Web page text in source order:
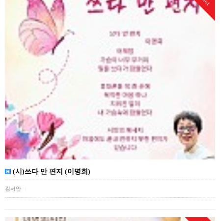
(시)쓰다 만 편지 (이명희)
김서안